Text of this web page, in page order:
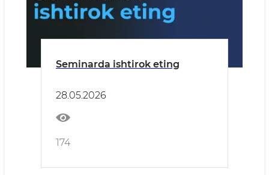
Seminarda ishtirok eting
28.05.2026
174